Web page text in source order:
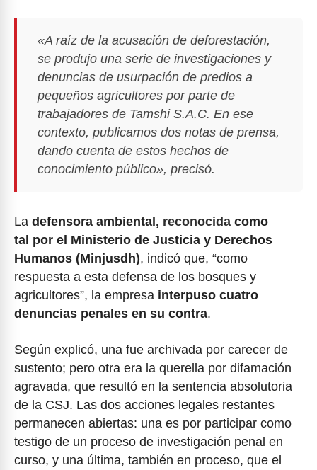
«A raíz de la acusación de deforestación,
se produjo una serie de investigaciones y
denuncias de usurpación de predios a
pequeños agricultores por parte de
trabajadores de Tamshi S.A.C. En ese
contexto, publicamos dos notas de prensa,
dando cuenta de estos hechos de
conocimiento público», precisó.
La defensora ambiental, reconocida como
tal por el Ministerio de Justicia y Derechos
Humanos (Minjusdh), indicó que, “como
respuesta a esta defensa de los bosques y
agricultores”, la empresa interpuso cuatro
denuncias penales en su contra.
Según explicó, una fue archivada por carecer de
sustento; pero otra era la querella por difamación
agravada, que resultó en la sentencia absolutoria
de la CSJ. Las dos acciones legales restantes
permanecen abiertas: una es por participar como
testigo de un proceso de investigación penal en
curso, y una última, también en proceso, que el